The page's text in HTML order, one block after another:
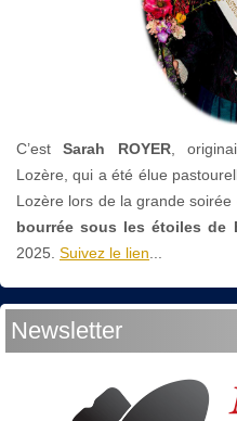
C’estSarah ROYER,
Lozère, qui a été élue
Lozère lors de la grande soirée
bourrée sous les étoiles de
2025. Suivez le lien
Newsletter